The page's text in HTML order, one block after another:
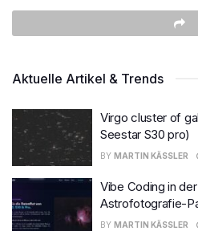
Aktuelle Artikel & Trends
Virgo cluster of
Seestar S30 pro)
BY MARTIN KÄSSLER
Vibe Coding in
Astrofotografie-
BY MARTIN KÄSSLER